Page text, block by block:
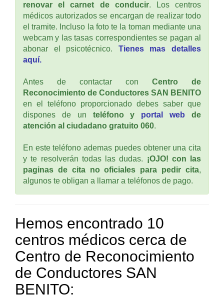
renovar el carnet de conducir. Los centros
médicos autorizados se encargan de realizar todo
el tramite. Incluso la foto te la toman mediante una
webcam y las tasas correspondientes se pagan al
abonar el psicotécnico. Tienes mas detalles
aquí.
Antes de contactar con Centro de
Reconocimiento de Conductores SAN BENITO
en el teléfono proporcionado debes saber que
dispones de un teléfono y portal web de
atención al ciudadano gratuito 060.
En este teléfono ademas puedes obtener una cita
y te resolverán todas las dudas. ¡OJO! con las
paginas de cita no oficiales para pedir cita,
algunos te obligan a llamar a teléfonos de pago.
Hemos encontrado 10
centros médicos cerca de
Centro de Reconocimiento
de Conductores SAN
BENITO: